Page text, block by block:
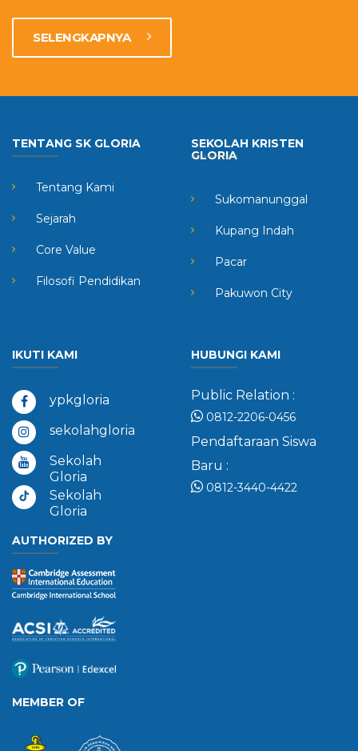
SELENGKAPNYA
TENTANG SK GLORIA
Tentang Kami
Sejarah
Core Value
Filosofi Pendidikan
SEKOLAH KRISTEN
GLORIA
Sukomanunggal
Kupang Indah
Pacar
Pakuwon City
IKUTI KAMI
ypkgloria
sekolahgloria
Sekolah
Gloria
Sekolah
Gloria
HUBUNGI KAMI
Public Relation :
0812-2206-0456
Pendaftaraan Siswa
Baru :
0812-3440-4422
AUTHORIZED BY
MEMBER OF